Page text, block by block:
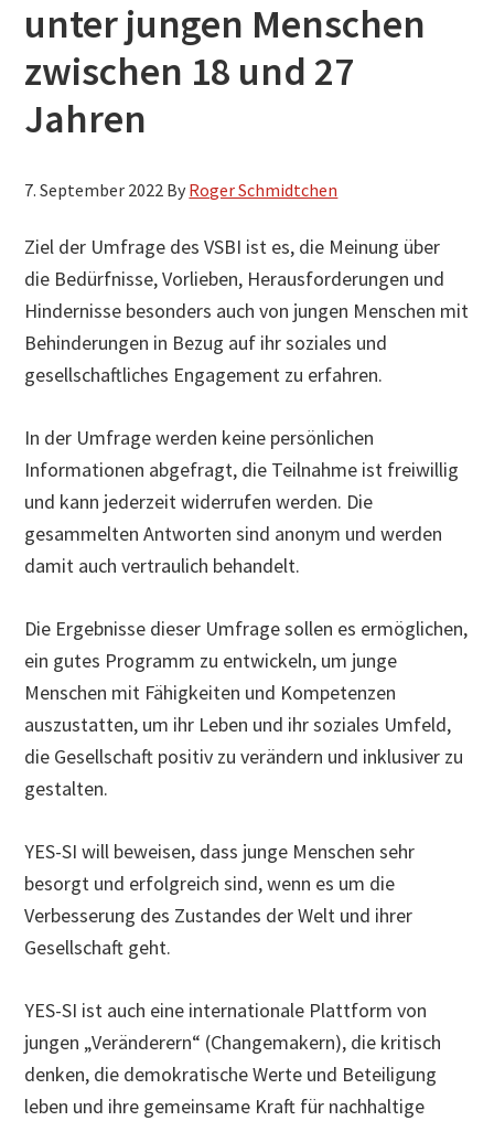
h
u
c
e
unter jungen Menschen
zwischen 18 und 27
Jahren
7. September 2022 By Roger Schmidtchen
Ziel der Umfrage des VSBI ist es, die Meinung über
die Bedürfnisse, Vorlieben, Herausforderungen und
Hindernisse besonders auch von jungen Menschen mit
Behinderungen in Bezug auf ihr soziales und
gesellschaftliches Engagement zu erfahren.
In der Umfrage werden keine persönlichen
Informationen abgefragt, die Teilnahme ist freiwillig
und kann jederzeit widerrufen werden. Die
gesammelten Antworten sind anonym und werden
damit auch vertraulich behandelt.
Die Ergebnisse dieser Umfrage sollen es ermöglichen,
ein gutes Programm zu entwickeln, um junge
Menschen mit Fähigkeiten und Kompetenzen
auszustatten, um ihr Leben und ihr soziales Umfeld,
die Gesellschaft positiv zu verändern und inklusiver zu
gestalten.
YES-SI will beweisen, dass junge Menschen sehr
besorgt und erfolgreich sind, wenn es um die
Verbesserung des Zustandes der Welt und ihrer
Gesellschaft geht.
YES-SI ist auch eine internationale Plattform von
jungen „Veränderern“ (Changemakern), die kritisch
denken, die demokratische Werte und Beteiligung
leben und ihre gemeinsame Kraft für nachhaltige